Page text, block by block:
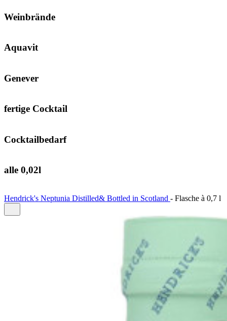
Weinbrände
Aquavit
Genever
fertige Cocktail
Cocktailbedarf
alle 0,02l
Hendrick's Neptunia Distilled& Bottled in Scotland - Flasche à 0,7 l